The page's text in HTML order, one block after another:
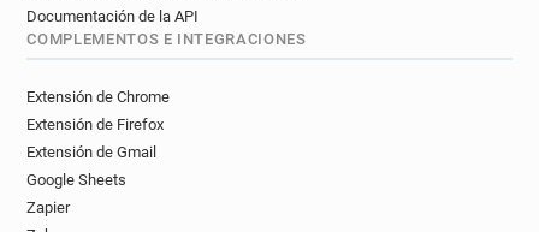
Documentación de la API
COMPLEMENTOS E INTEGRACIONES
Extensión de Chrome
Extensión de Firefox
Extensión de Gmail
Google Sheets
Zapier